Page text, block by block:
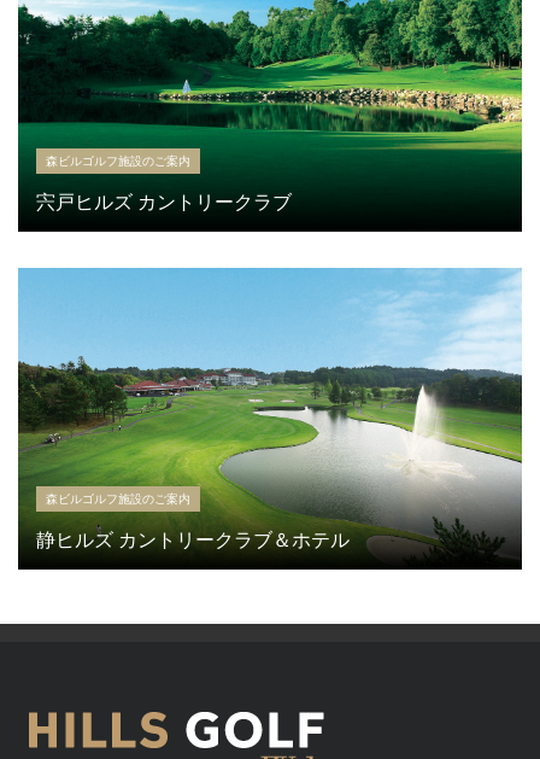
森ビルゴルフ施設のご案内
宍戸ヒルズ カントリークラブ
森ビルゴルフ施設のご案内
静ヒルズ カントリークラブ＆ホテル